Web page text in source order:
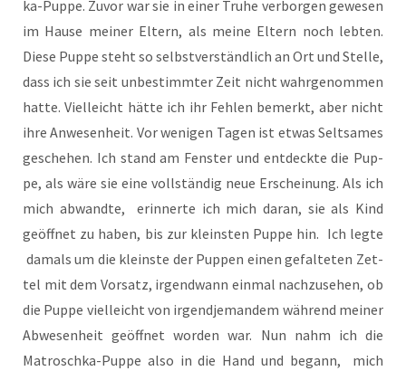
ka-Pup­pe. Zuvor war sie in einer Tru­he ver­bor­gen gewe­sen
im Hau­se mei­ner Eltern, als mei­ne Eltern noch leb­ten.
Die­se Pup­pe steht so selbst­ver­ständ­lich an Ort und Stel­le,
dass ich sie seit unbe­stimm­ter Zeit nicht wahr­ge­nom­men
hat­te. Viel­leicht hät­te ich ihr Feh­len bemerkt, aber nicht
ihre Anwe­sen­heit. Vor weni­gen Tagen ist etwas Selt­sa­mes
gesche­hen. Ich stand am Fens­ter und ent­deck­te die Pup­
pe, als wäre sie eine voll­stän­dig neue Erschei­nung. Als ich
mich abwand­te, erin­ner­te ich mich dar­an, sie als Kind
geöff­net zu haben, bis zur kleins­ten Pup­pe hin. Ich leg­te
damals um die kleins­te der Pup­pen einen gefal­te­ten Zet­
tel mit dem Vor­satz, irgend­wann ein­mal nach­zu­se­hen, ob
die Pup­pe viel­leicht von irgend­je­man­dem wäh­rend mei­ner
Abwe­sen­heit geöff­net wor­den war. Nun nahm ich die
Matrosch­ka-Pup­pe also in die Hand und begann, mich